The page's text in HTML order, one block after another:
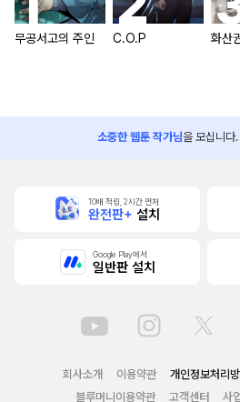
무공서고의 주인 C.O.P 화산
소중한 웹툰 작가님을 모십니다.
10배 적립, 2시간 먼저
완전판+ 설치
Google Play에서
일반판 설치
회사소개 이용약관 개인정보처리
블루머니이용약관
고객센터 사